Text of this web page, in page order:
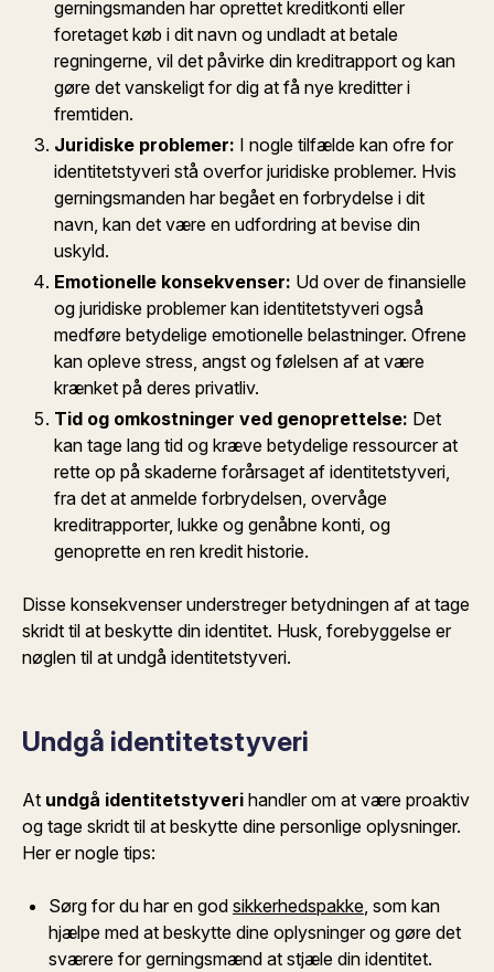
gerningsmanden har oprettet kreditkonti eller
foretaget køb i dit navn og undladt at betale
regningerne, vil det påvirke din kreditrapport og kan
gøre det vanskeligt for dig at få nye kreditter i
fremtiden.
Juridiske problemer: I nogle tilfælde kan ofre for
identitetstyveri stå overfor juridiske problemer. Hvis
gerningsmanden har begået en forbrydelse i dit
navn, kan det være en udfordring at bevise din
uskyld.
Emotionelle konsekvenser: Ud over de finansielle
og juridiske problemer kan identitetstyveri også
medføre betydelige emotionelle belastninger. Ofrene
kan opleve stress, angst og følelsen af at være
krænket på deres privatliv.
Tid og omkostninger ved genoprettelse: Det
kan tage lang tid og kræve betydelige ressourcer at
rette op på skaderne forårsaget af identitetstyveri,
fra det at anmelde forbrydelsen, overvåge
kreditrapporter, lukke og genåbne konti, og
genoprette en ren kredit historie.
Disse konsekvenser understreger betydningen af at tage
skridt til at beskytte din identitet. Husk, forebyggelse er
nøglen til at undgå identitetstyveri.
Undgå identitetstyveri
At undgå identitetstyveri handler om at være proaktiv
og tage skridt til at beskytte dine personlige oplysninger.
Her er nogle tips:
Sørg for du har en god sikkerhedspakke, som kan
hjælpe med at beskytte dine oplysninger og gøre det
sværere for gerningsmænd at stjæle din identitet.